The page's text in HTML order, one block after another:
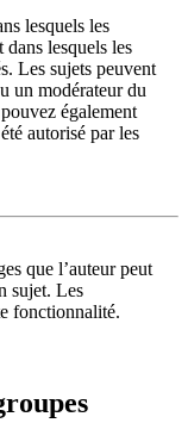
lesquels les
lesquels les
Les sujets peuvent
un modérateur du
également
autorisé par les
que l’auteur peut
sujet. Les
fonctionnalité.